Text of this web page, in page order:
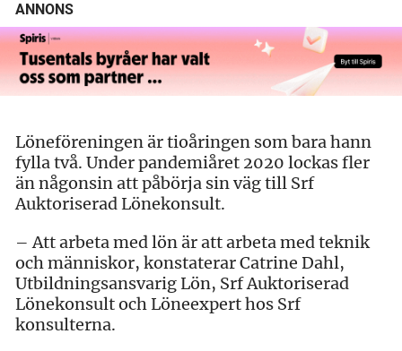
ANNONS
Löneföreningen är tioåringen som bara hann
fylla två. Under pandemiåret 2020 lockas fler
än någonsin att påbörja sin väg till Srf
Auktoriserad Lönekonsult.
– Att arbeta med lön är att arbeta med teknik
och människor, konstaterar Catrine Dahl,
Utbildningsansvarig Lön, Srf Auktoriserad
Lönekonsult och Löneexpert hos Srf
konsulterna.